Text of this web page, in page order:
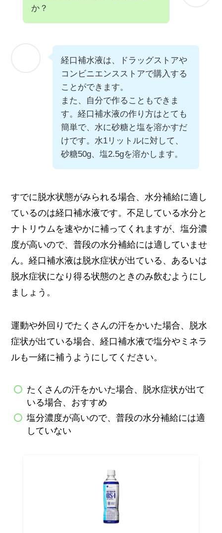
か？
経口補水液は、ドラッグストアや
コンビニエンスストアで購入する
ことができます。
また、自分で作ることもできま
す。経口補水液の作り方はとても
簡単で、水に砂糖と塩を溶かすだ
けです。水1リットルに対して、
砂糖50g、塩2.5gを溶かします。
すでに脱水状態がみられる場合、水分補給に適し
ているのは経口補水液です。不足している水分と
ナトリウムを速やかに補ってくれますが、塩分濃
度が高いので、普段の水分補給には適していませ
ん。経口補水液は脱水症状が出ている、あるいは
脱水症状になり得る状態のときのみ飲むようにし
ましょう。
運動や外回りでたくさんの汗をかいた場合、脱水
症状が出ている場合、経口補水液で塩分やミネラ
ルも一緒に補うようにしてください。
たくさんの汗をかいた場合、脱水症状が出て
いる場合、おすすめ
塩分濃度が高いので、普段の水分補給には適
していない